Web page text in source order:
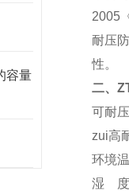
容量
2005
耐压
性。
二、
可耐
zui高
环境
湿 度